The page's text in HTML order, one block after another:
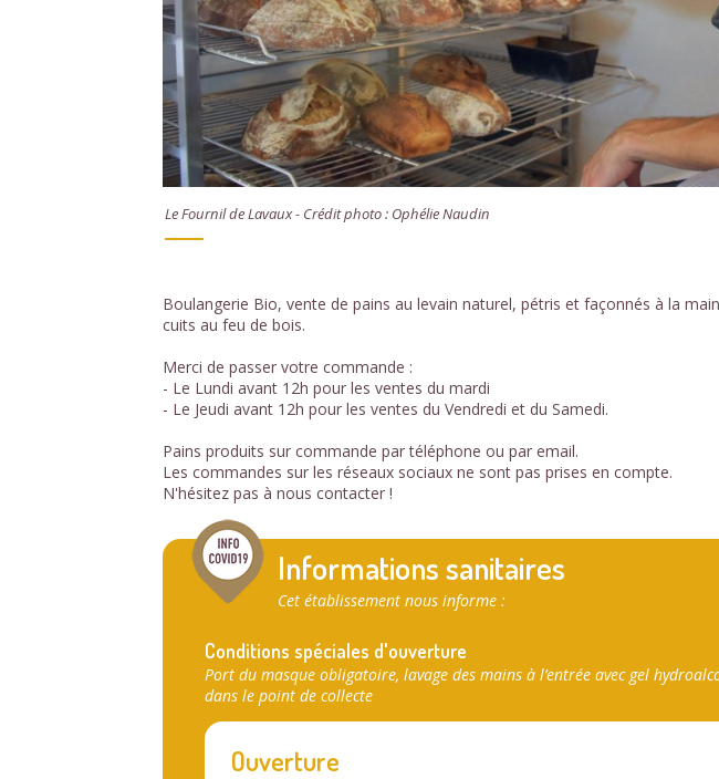
Le Fournil de Lavaux - Crédit photo : Ophélie Naudin
Boulangerie Bio, vente de pains au levain naturel, pétris et façonnés à la
cuits au feu de bois.
Merci de passer votre commande :
- Le Lundi avant 12h pour les ventes du mardi
- Le Jeudi avant 12h pour les ventes du Vendredi et du Samedi.
Pains produits sur commande par téléphone ou par email.
Les commandes sur les réseaux sociaux ne sont pas prises en compte.
N'hésitez pas à nous contacter !
Informations sanitaires
Cet établissement nous informe :
Conditions spéciales d'ouverture
Port du masque obligatoire, lavage des mains à l’entrée avec gel
dans le point de collecte
Ouverture